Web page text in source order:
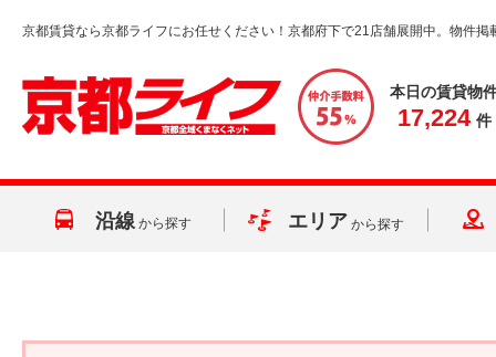
京都賃貸なら京都ライフにお任せください！京都府下で21店舗展開中。物件掲
本日の賃貸物
17,224 件
沿線 から探す エリア から探す